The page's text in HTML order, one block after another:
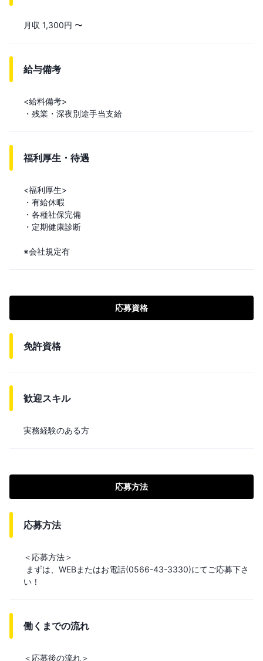
月収 1,300円 〜
給与備考
<給料備考>
・残業・深夜別途手当支給
福利厚生・待遇
<福利厚生>
・有給休暇
・各種社保完備
・定期健康診断
※会社規定有
応募資格
免許資格
歓迎スキル
実務経験のある方
応募方法
応募方法
＜応募方法＞
い！
働くまでの流れ
＜応募後の流れ＞